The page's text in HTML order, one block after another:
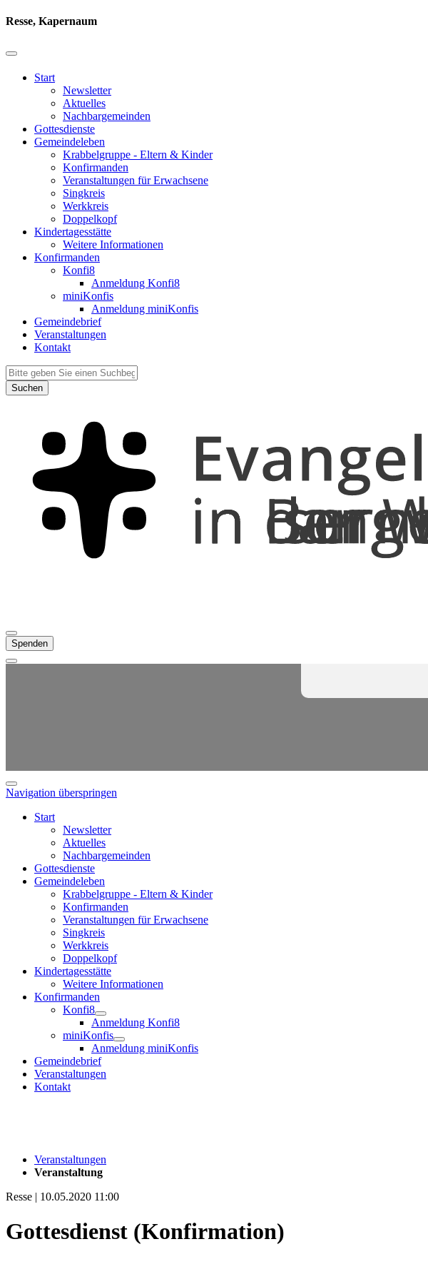
Resse, Kapernaum
Start
Newsletter
Aktuelles
Nachbargemeinden
Gottesdienste
Gemeindeleben
Krabbelgruppe - Eltern & Kinder
Konfirmanden
Veranstaltungen für Erwachsene
Singkreis
Werkkreis
Doppelkopf
Kindertagesstätte
Weitere Informationen
Konfirmanden
Konfi8
Anmeldung Konfi8
miniKonfis
Anmeldung miniKonfis
Gemeindebrief
Veranstaltungen
Kontakt
Suchen
Spenden
Navigation überspringen
Start
Newsletter
Aktuelles
Nachbargemeinden
Gottesdienste
Gemeindeleben
Krabbelgruppe - Eltern & Kinder
Konfirmanden
Veranstaltungen für Erwachsene
Singkreis
Werkkreis
Doppelkopf
Kindertagesstätte
Weitere Informationen
Konfirmanden
Konfi8
Anmeldung Konfi8
miniKonfis
Anmeldung miniKonfis
Gemeindebrief
Veranstaltungen
Kontakt
Veranstaltungen
Veranstaltung
Resse | 10.05.2020 11:00
Gottesdienst (Konfirmation)